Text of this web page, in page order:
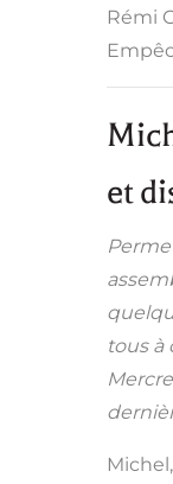
Rémi
et
tous à